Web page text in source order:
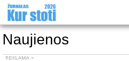
Naujienos